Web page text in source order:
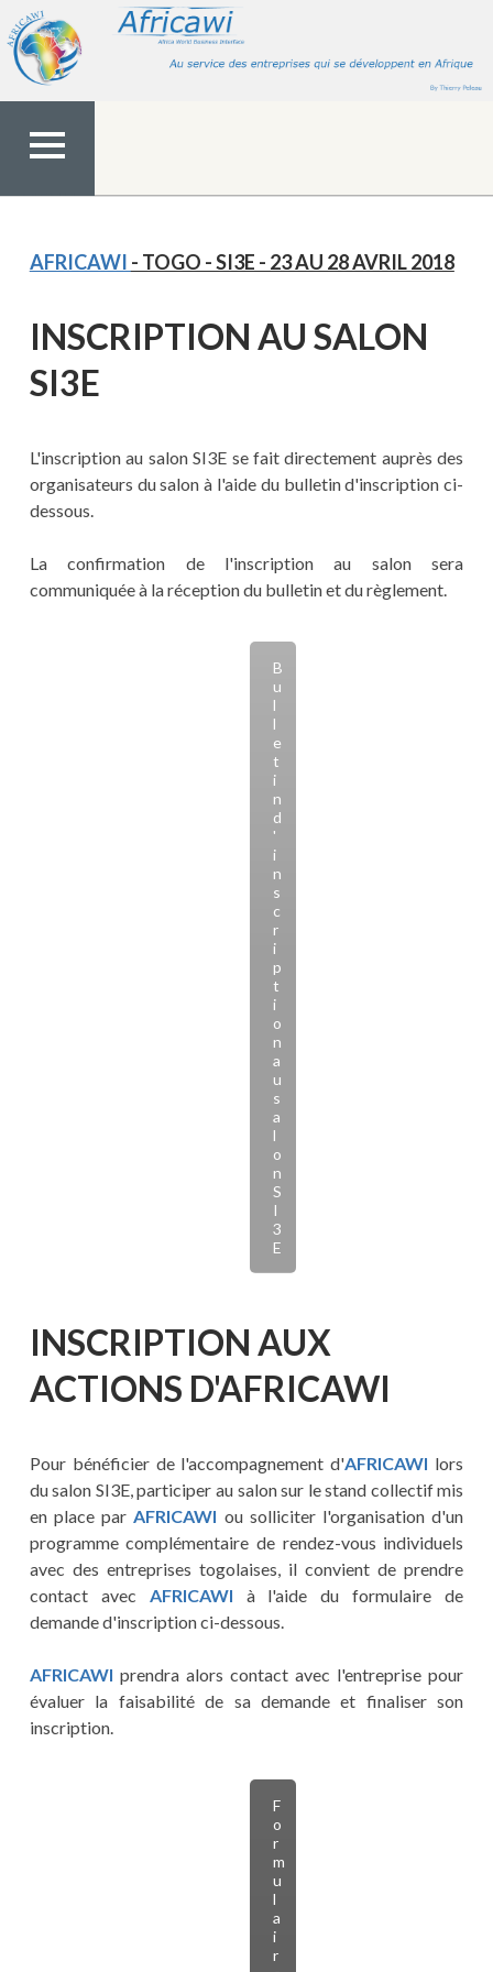
contenu
MENU
AFRICAWI - TOGO - SI3E - 23 AU 28 AVRIL 2018
INSCRIPTION AU SALON
SI3E
L'inscription au salon SI3E se fait directement auprès des
organisateurs du salon à l'aide du bulletin d'inscription ci-
dessous.
La confirmation de l'inscription au salon sera
communiquée à la réception du bulletin et du règlement.
B
u
l
l
e
t
i
n
d
'
i
n
s
c
r
i
p
t
i
o
n
a
u
s
a
l
o
n
S
I
3
E
INSCRIPTION AUX
ACTIONS D'AFRICAWI
Pour bénéficier de l'accompagnement d'AFRICAWI lors
du salon SI3E, participer au salon sur le stand collectif mis
en place parAFRICAWI ou solliciter l'organisation d'un
programme complémentaire de rendez-vous individuels
avec des entreprises togolaises, il convient de prendre
contact avec AFRICAWI à l'aide du formulaire de
demande d'inscription ci-dessous.
AFRICAWI prendra alors contact avec l'entreprise pour
évaluer la faisabilité de sa demande et finaliser son
inscription.
F
o
r
m
u
l
a
i
r